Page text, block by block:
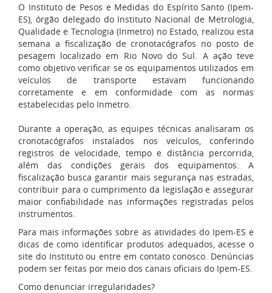
O Instituto de Pesos e Medidas do Espírito Santo (Ipem-
ES), órgão delegado do Instituto Nacional de Metrologia,
Qualidade e Tecnologia (Inmetro) no Estado, realizou esta
semana a fiscalização de cronotacógrafos no posto de
pesagem localizado em Rio Novo do Sul. A ação teve
como objetivo verificar se os equipamentos utilizados em
veículos de transporte estavam funcionando
corretamente e em conformidade com as normas
estabelecidas pelo Inmetro.
Durante a operação, as equipes técnicas analisaram os
cronotacógrafos instalados nos veículos, conferindo
registros de velocidade, tempo e distância percorrida,
além das condições gerais dos equipamentos. A
fiscalização busca garantir mais segurança nas estradas,
contribuir para o cumprimento da legislação e assegurar
maior confiabilidade nas informações registradas pelos
instrumentos.
Para mais informações sobre as atividades do Ipem-ES e
dicas de como identificar produtos adequados, acesse o
site do Instituto ou entre em contato conosco. Denúncias
podem ser feitas por meio dos canais oficiais do Ipem-ES.
Como denunciar irregularidades?